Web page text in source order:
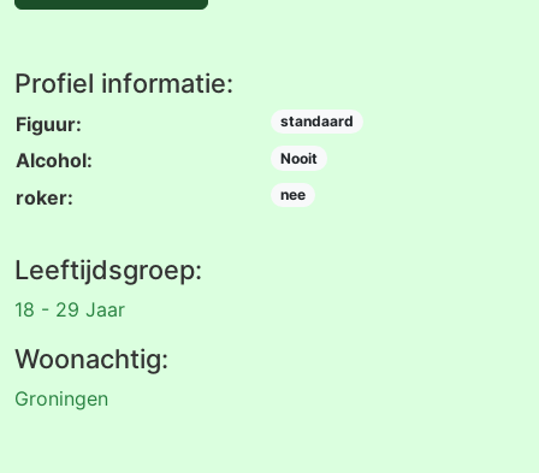
Profiel informatie:
Figuur: standaard
Alcohol: Nooit
roker: nee
Leeftijdsgroep:
18 - 29 Jaar
Woonachtig:
Groningen